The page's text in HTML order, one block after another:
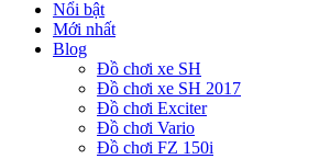
Nổi bật
Mới nhất
Blog
Đồ chơi xe SH
Đồ chơi xe SH 2017
Đồ chơi Exciter
Đồ chơi Vario
Đồ chơi FZ 150i